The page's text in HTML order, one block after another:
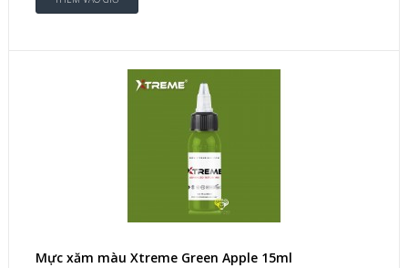
Mực xăm màu Xtreme Green Apple 15ml